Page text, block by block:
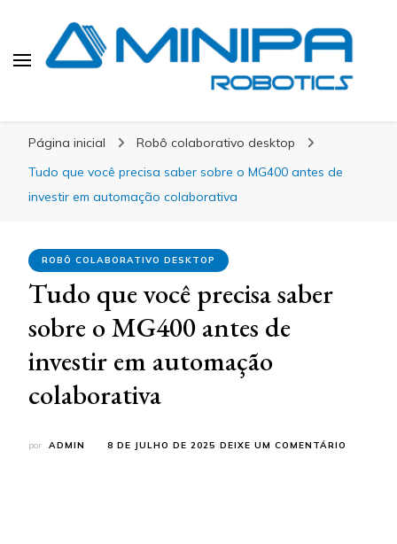
Página inicial
Robô colaborativo desktop
Tudo que você precisa saber sobre o MG400 antes de
investir em automação colaborativa
ROBÔ COLABORATIVO DESKTOP
Tudo que você precisa saber
sobre o MG400 antes de
investir em automação
colaborativa
por ADMIN 8 DE JULHO DE 2025 DEIXE UM COMENTÁRIO